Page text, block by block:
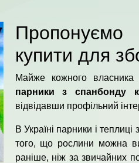
купити для
Майже кожного власника
парники з спанбонду
відвідавши профільний
В Україні парники і
того, що рослини можна
раніше, ніж за звичайних